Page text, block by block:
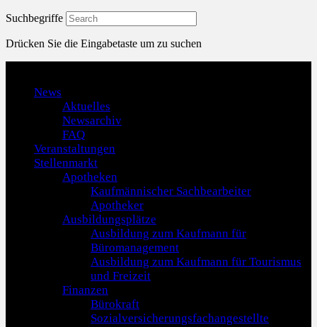
Suchbegriffe
Drücken Sie die Eingabetaste um zu suchen
News
Aktuelles
Newsarchiv
FAQ
Veranstaltungen
Stellenmarkt
Apotheken
Kaufmännischer Sachbearbeiter
Apotheker
Ausbildungsplätze
Ausbildung zum Kaufmann für
Büromanagement
Ausbildung zum Kaufmann für Tourismus
und Freizeit
Finanzen
Bürokraft
Sozialversicherungsfachangestellte